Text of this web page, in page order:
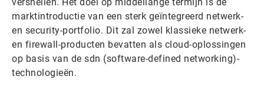
marktintroductie van een sterk geïntegreerd netwerk-
en security-portfolio. Dit zal zowel klassieke netwerk-
en firewall-producten bevatten als cloud-oplossingen
op basis van de sdn (software-defined networking)-
technologieën.